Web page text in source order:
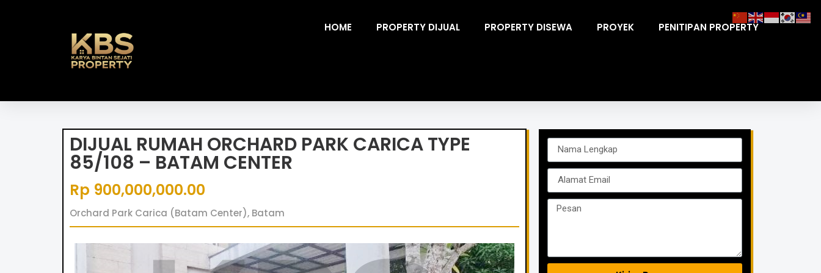
HOME PROPERTY DIJUAL PROPERTY DISEWA PROYEK PENITIPAN PROPERTY
DIJUAL RUMAH ORCHARD PARK CARICA TYPE
85/108 – BATAM CENTER
Rp 900,000,000.00
Orchard Park Carica (Batam Center), Batam